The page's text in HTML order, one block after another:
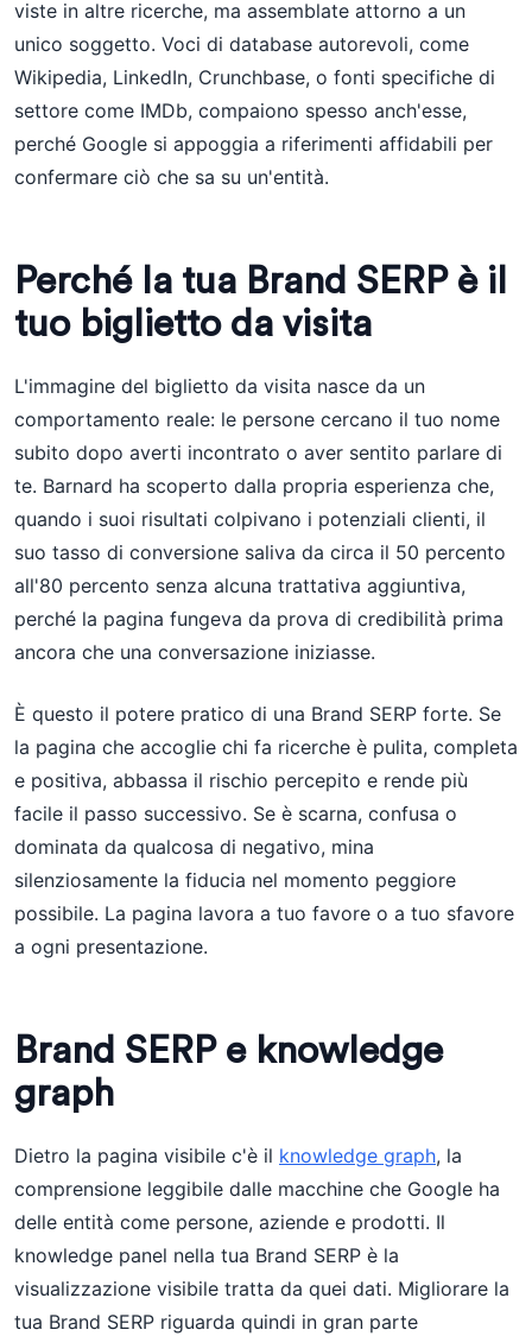
viste in altre ricerche, ma assemblate attorno a un
unico soggetto. Voci di database autorevoli, come
Wikipedia, LinkedIn, Crunchbase, o fonti specifiche di
settore come IMDb, compaiono spesso anch'esse,
perché Google si appoggia a riferimenti affidabili per
confermare ciò che sa su un'entità.
Perché la tua Brand SERP è il
tuo biglietto da visita
L'immagine del biglietto da visita nasce da un
comportamento reale: le persone cercano il tuo nome
subito dopo averti incontrato o aver sentito parlare di
te. Barnard ha scoperto dalla propria esperienza che,
quando i suoi risultati colpivano i potenziali clienti, il
suo tasso di conversione saliva da circa il 50 percento
all'80 percento senza alcuna trattativa aggiuntiva,
perché la pagina fungeva da prova di credibilità prima
ancora che una conversazione iniziasse.
È questo il potere pratico di una Brand SERP forte. Se
la pagina che accoglie chi fa ricerche è pulita, completa
e positiva, abbassa il rischio percepito e rende più
facile il passo successivo. Se è scarna, confusa o
dominata da qualcosa di negativo, mina
silenziosamente la fiducia nel momento peggiore
possibile. La pagina lavora a tuo favore o a tuo sfavore
a ogni presentazione.
Brand SERP e knowledge
graph
Dietro la pagina visibile c'è il knowledge graph, la
comprensione leggibile dalle macchine che Google ha
delle entità come persone, aziende e prodotti. Il
knowledge panel nella tua Brand SERP è la
visualizzazione visibile tratta da quei dati. Migliorare la
tua Brand SERP riguarda quindi in gran parte